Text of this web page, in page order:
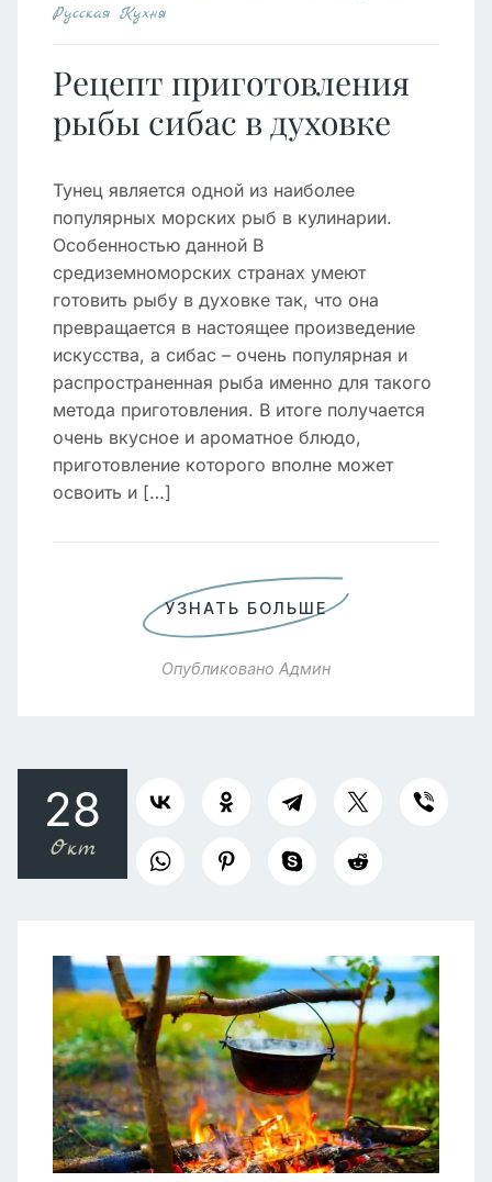
Русская Кухня
Рецепт приготовления
рыбы сибас в духовке
Тунец является одной из наиболее
популярных морских рыб в кулинарии.
Особенностью данной В
средиземноморских странах умеют
готовить рыбу в духовке так, что она
превращается в настоящее произведение
искусства, а сибас – очень популярная и
распространенная рыба именно для такого
метода приготовления. В итоге получается
очень вкусное и ароматное блюдо,
приготовление которого вполне может
освоить и […]
УЗНАТЬ БОЛЬШЕ
Опубликовано Админ
28
Окт